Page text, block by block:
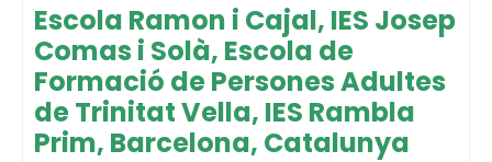
Escola Ramon i Cajal, IES Josep
Comas i Solà, Escola de
Formació de Persones Adultes
de Trinitat Vella, IES Rambla
Prim, Barcelona, Catalunya